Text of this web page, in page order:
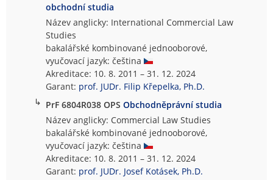
obchodní studia
Název anglicky: International Commercial Law
Studies
bakalářské kombinované jednooborové,
vyučovací jazyk: čeština
Akreditace: 10. 8. 2011 – 31. 12. 2024
Garant: prof. JUDr. Filip Křepelka, Ph.D.
↳ PrF 6804R038 OPSObchodněprávní studia
Název anglicky: Commercial Law Studies
bakalářské kombinované jednooborové,
vyučovací jazyk: čeština
Akreditace: 10. 8. 2011 – 31. 12. 2024
Garant: prof. JUDr. Josef Kotásek, Ph.D.